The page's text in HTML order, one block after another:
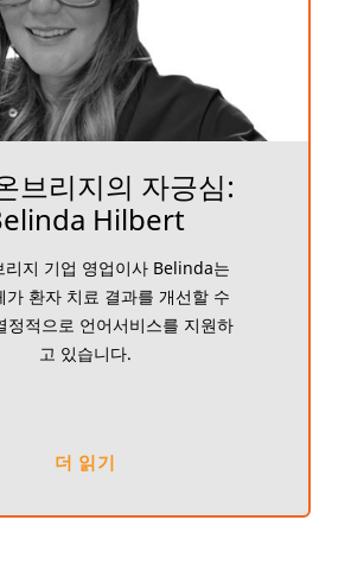
브리지의 자긍심:
Hilbert
리지 기업 영업이사 Belinda는
가 환자 치료 결과를 개선할 수
정적으로 언어서비스를 지원하
고 있습니다.
더 읽기